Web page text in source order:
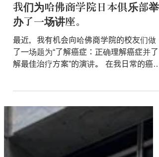
我们为哈佛商学院日本俱乐部举
办了一场讲座。
最近，我有机会向哈佛商学院的校友们做
解最佳治疗方案”的演讲。 在我日常的癌症
治疗工作中，我逐渐意识到“正确了解癌症”
对于做出适当的治疗选择至关重要。 因
此，在本次讲座中，除了癌症的基本知识